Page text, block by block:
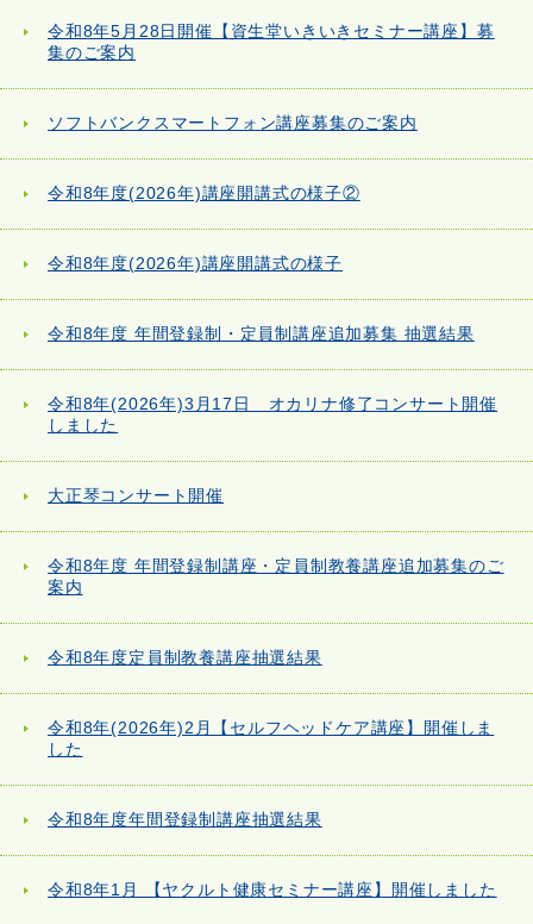
令和8年5月28日開催【資生堂いきいきセミナー講座】募
集のご案内
ソフトバンクスマートフォン講座募集のご案内
令和8年度(2026年)講座開講式の様子②
令和8年度(2026年)講座開講式の様子
令和8年度 年間登録制・定員制講座追加募集 抽選結果
令和8年(2026年)3月17日 オカリナ修了コンサート開催
しました
大正琴コンサート開催
令和8年度 年間登録制講座・定員制教養講座追加募集のご
案内
令和8年度定員制教養講座抽選結果
令和8年(2026年)2月【セルフヘッドケア講座】開催しま
した
令和8年度年間登録制講座抽選結果
令和8年1月 【ヤクルト健康セミナー講座】開催しました